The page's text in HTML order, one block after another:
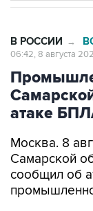
В РОССИИ →
06:42, 8 августа
атаке
Москва. 8
Самарской
сообщил об